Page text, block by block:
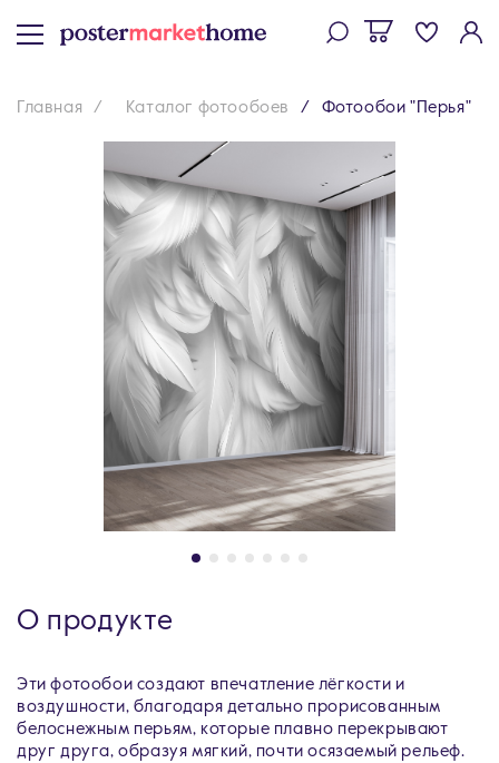
Главная Каталог фотообоев Фотообои "Перья"
О продукте
Эти фотообои создают впечатление лёгкости и
воздушности, благодаря детально прорисованным
белоснежным перьям, которые плавно перекрывают
друг друга, образуя мягкий, почти осязаемый рельеф.